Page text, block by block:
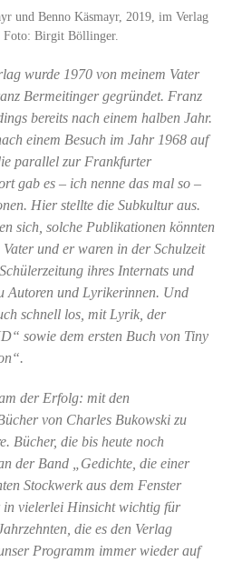
und Benno Käsmayr, 2019, im Verlag
Foto: Birgit Böllinger.
wurde 1970 von meinem Vater
Bermeitinger gegründet. Franz
bereits nach einem halben Jahr.
einem Besuch im Jahr 1968 auf
parallel zur Frankfurter
gab es – ich nenne das mal so –
Hier stellte die Subkultur aus.
sich, solche Publikationen könnten
und er waren in der Schulzeit
ihres Internats und
Autoren und Lyrikerinnen. Und
schnell los, mit Lyrik, der
sowie dem ersten Buch von Tiny
der Erfolg: mit den
von Charles Bukowski zu
Bücher, die bis heute noch
der Band „Gedichte, die einer
Stockwerk aus dem Fenster
vielerlei Hinsicht wichtig für
die es den Verlag
Programm immer wieder auf